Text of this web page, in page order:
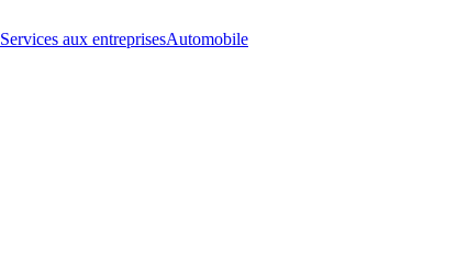
Services aux entreprisesAutomobile